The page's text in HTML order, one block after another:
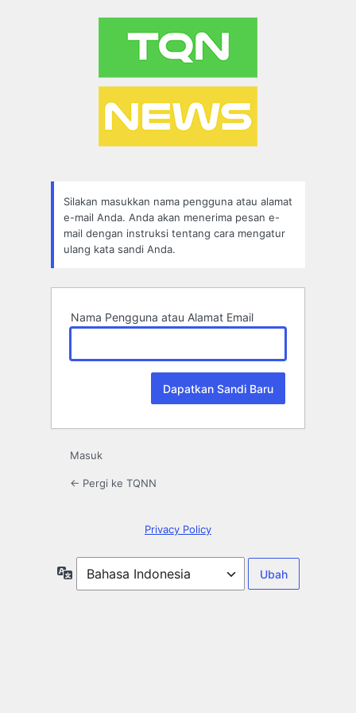
Silakan masukkan nama pengguna atau alamat
e-mail Anda. Anda akan menerima pesan e-
mail dengan instruksi tentang cara mengatur
ulang kata sandi Anda.
Nama Pengguna atau Alamat Email
Masuk
← Pergi ke TQNN
Privacy Policy
Bahasa